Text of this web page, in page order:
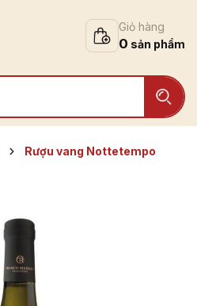
Giỏ hàng
0
Rượu vang Nottetempo